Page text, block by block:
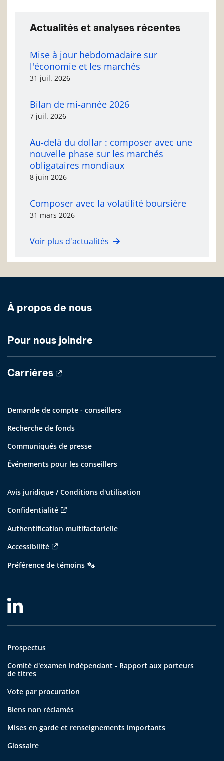
Actualités et analyses récentes
Mise à jour hebdomadaire sur
l'économie et les marchés
31 juil. 2026
Bilan de mi-année 2026
7 juil. 2026
Au-delà du dollar : composer avec une
nouvelle phase sur les marchés
obligataires mondiaux
8 juin 2026
Composer avec la volatilité boursière
31 mars 2026
Voir plus d'actualités
À propos de nous
Pour nous joindre
Carrières
Demande de compte - conseillers
Recherche de fonds
Communiqués de presse
Événements pour les conseillers
Avis juridique / Conditions d'utilisation
Confidentialité
Authentification multifactorielle
Accessibilité
Préférence de témoins
Prospectus
Comité d'examen indépendant - Rapport aux porteurs
de titres
Vote par procuration
Biens non réclamés
Mises en garde et renseignements importants
Glossaire